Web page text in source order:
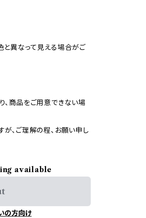
と異なって見える場合がご
、商品をご用意できない場
、ご理解の程、お願い申し
available
の方向け